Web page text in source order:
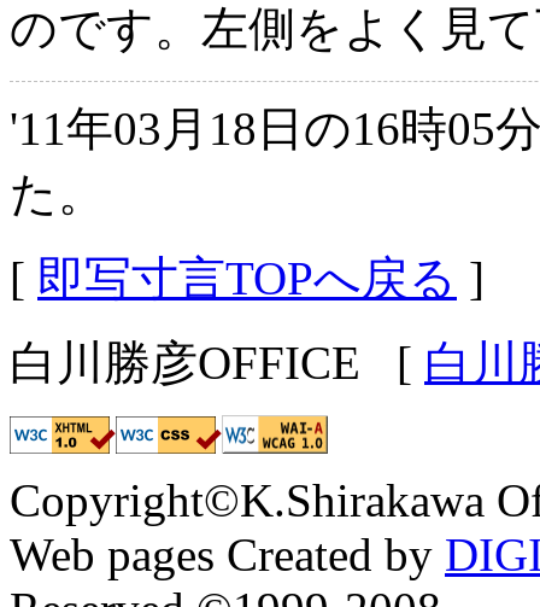
のです。左側をよく見
'11年03月18日の16時05
た。
[ 即写寸言TOPへ戻る ]
白川勝彦OFFICE [ 白川
Copyright©K.Shirakawa
Web pages Created by